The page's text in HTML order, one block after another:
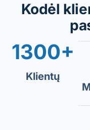
Kodėl
1300+
Klientų